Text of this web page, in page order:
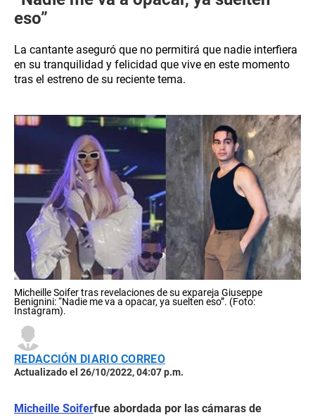
eso”
La cantante aseguró que no permitirá que nadie interfiera
en su tranquilidad y felicidad que vive en este momento
tras el estreno de su reciente tema.
Micheille Soifer tras revelaciones de su expareja Giuseppe
Benignini: “Nadie me va a opacar, ya suelten eso”. (Foto:
Instagram).
REDACCIÓN DIARIO CORREO
Actualizado el 26/10/2022, 04:07 p.m.
Micheille Soiferfue abordada por las cámaras de